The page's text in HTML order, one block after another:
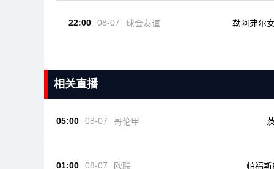
22:00 08-07 球会友谊 勒阿弗尔
相关直播
05:00 08-07 哥伦甲
01:00 08-07 欧联 帕福